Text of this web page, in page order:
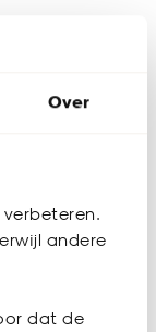
Over
andere
dat de